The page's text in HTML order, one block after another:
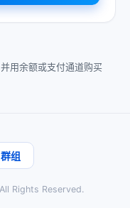
用余额或支付通道购买
组
Rights Reserved.